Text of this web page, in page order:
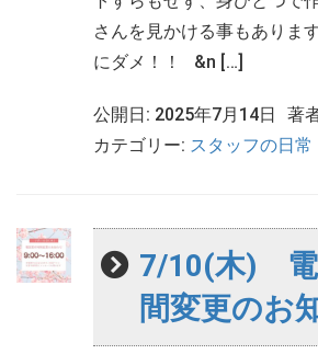
さんを見かける事もありま
にダメ！！ &n […]
公開日: 2025年7月14日 著
カテゴリー: スタッフの日常
7/10(木) 電
間変更のお